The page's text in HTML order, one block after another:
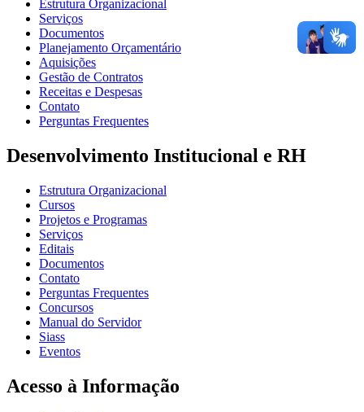
Estrutura Organizacional
Serviços
Documentos
Planejamento Orçamentário
Aquisições
Gestão de Contratos
Receitas e Despesas
Contato
Perguntas Frequentes
Desenvolvimento Institucional e RH
Estrutura Organizacional
Cursos
Projetos e Programas
Serviços
Editais
Documentos
Contato
Perguntas Frequentes
Concursos
Manual do Servidor
Siass
Eventos
Acesso à Informação